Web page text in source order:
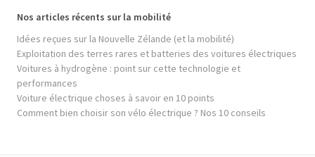
Nos articles récents sur la mobilité
Idées reçues sur la Nouvelle Zélande (et la mobilité)
Exploitation des terres rares et batteries des voitures électriques
Voitures à hydrogène : point sur cette technologie et
performances
Voiture électrique choses à savoir en 10 points
Comment bien choisir son vélo électrique ? Nos 10 conseils